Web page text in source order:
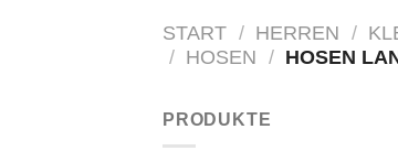
START / HERREN /
/ HOSEN / HOSEN
PRODUKTE